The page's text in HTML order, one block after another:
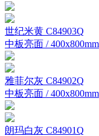
世纪米黄 C84903Q
中板亮面 / 400x800mm
雅菲尔灰 C84902Q
中板亮面 / 400x800mm
朗玛白灰 C84901Q